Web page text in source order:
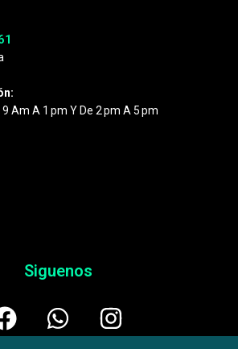
Am A 1 Pm Y De 2 Pm A 5 Pm
Siguenos